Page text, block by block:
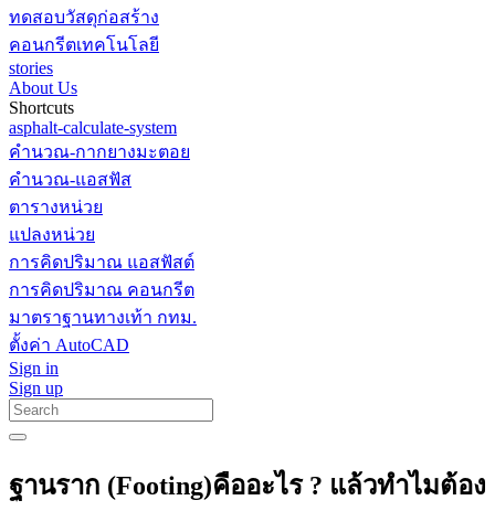
ทดสอบวัสดุก่อสร้าง
คอนกรีตเทคโนโลยี
stories
About Us
Shortcuts
asphalt-calculate-system
คำนวณ-กากยางมะตอย
คำนวณ-แอสฟัส
ตารางหน่วย
แปลงหน่วย
การคิดปริมาณ แอสฟัสต์
การคิดปริมาณ คอนกรีต
มาตราฐานทางเท้า กทม.
ตั้งค่า AutoCAD
Sign in
Sign up
ฐานราก (Footing)คืออะไร ? แล้วทำไมต้อง